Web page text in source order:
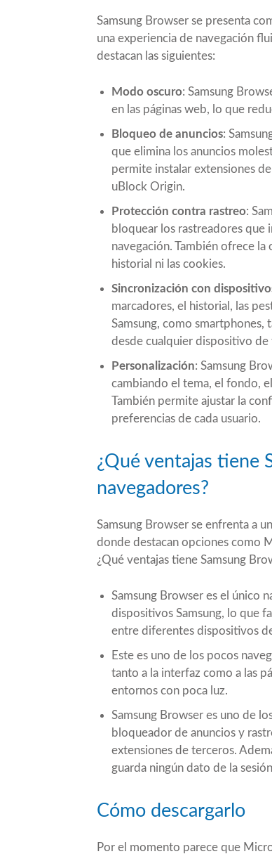
Samsung Browser se presenta
una experiencia de navegación
destacan las siguientes:
Modo oscuro: Samsung
en las páginas web, lo que
Bloqueo de anuncios:
que elimina los anuncios
permite instalar extensiones
uBlock Origin.
Protección contra rastreo:
bloquear los rastreadores que
navegación. También ofrece
historial ni las cookies.
Sincronización con
marcadores, el historial, las
Samsung, como smartphones,
desde cualquier dispositivo de
Personalización: Samsung
cambiando el tema, el fondo,
También permite ajustar la
preferencias de cada usuario.
¿Qué ventajas tiene
navegadores?
Samsung Browser se enfrenta a
donde destacan opciones como
¿Qué ventajas tiene Samsung
Samsung Browser es el único
dispositivos Samsung, lo que
entre diferentes dispositivos
Este es uno de los pocos
tanto a la interfaz como a las
entornos con poca luz.
Samsung Browser es uno de
bloqueador de anuncios y
extensiones de terceros.
guarda ningún dato de la
Cómo descargarlo
Por el momento parece que